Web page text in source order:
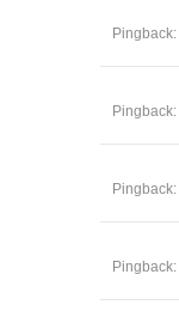
Pingback:
Pingback:
Pingback:
Pingback: